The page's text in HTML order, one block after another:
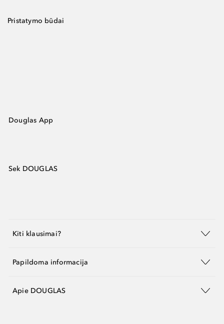
Pristatymo būdai
Douglas App
Sek DOUGLAS
Kiti klausimai?
Papildoma informacija
Apie DOUGLAS